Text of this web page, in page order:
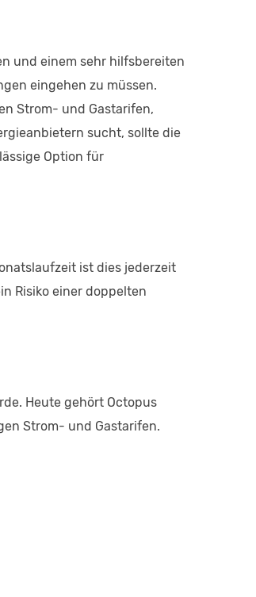
und einem sehr hilfsbereiten
eingehen zu müssen.
Strom- und Gastarifen,
sucht, sollte die
Option für
ist dies jederzeit
Risiko einer doppelten
Heute gehört Octopus
Strom- und Gastarifen.